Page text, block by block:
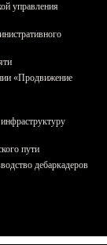
управления
«Продвижение
пути
дебаркадеров